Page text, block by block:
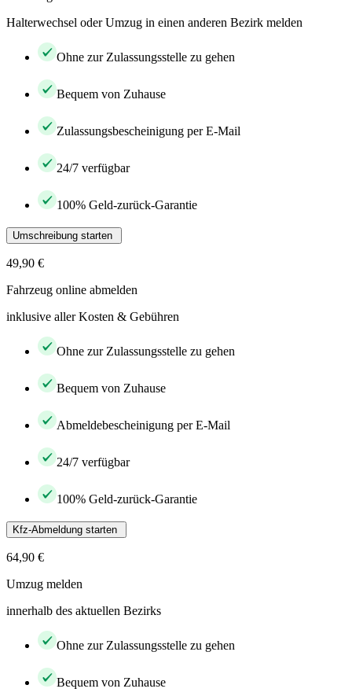
Halterwechsel oder Umzug in einen anderen Bezirk melden
Ohne zur Zulassungsstelle zu gehen
Bequem von Zuhause
Zulassungsbescheinigung per E-Mail
24/7 verfügbar
100% Geld-zurück-Garantie
Umschreibung starten
49,90 €
Fahrzeug online abmelden
inklusive aller Kosten & Gebühren
Ohne zur Zulassungsstelle zu gehen
Bequem von Zuhause
Abmeldebescheinigung per E-Mail
24/7 verfügbar
100% Geld-zurück-Garantie
Kfz-Abmeldung starten
64,90 €
Umzug melden
innerhalb des aktuellen Bezirks
Ohne zur Zulassungsstelle zu gehen
Bequem von Zuhause